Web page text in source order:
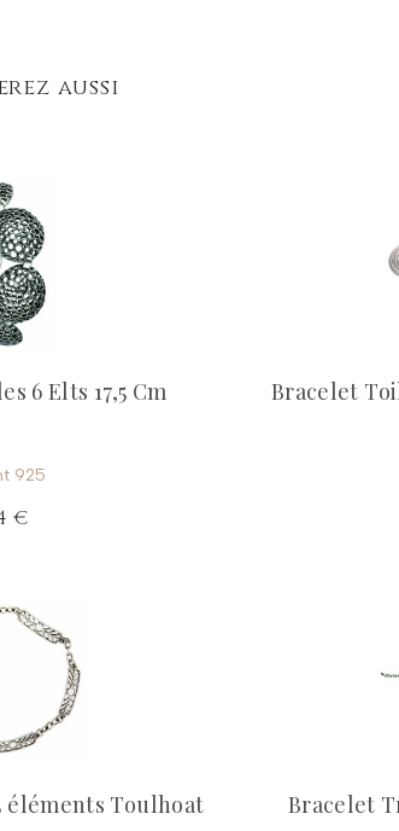
aussi
6 Elts 17,5 Cm
925
€
Bracelet
éléments Toulhoat
Bracelet